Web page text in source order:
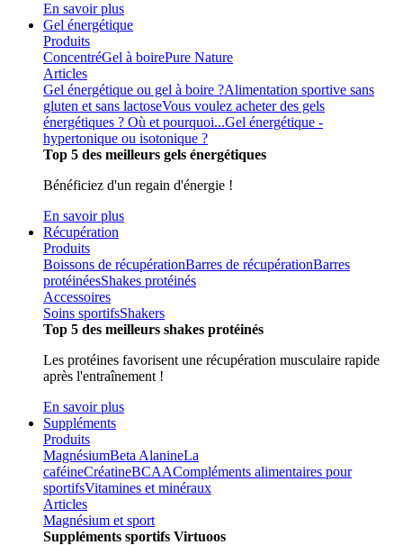
En savoir plus
Gel énergétique
Produits
ConcentréGel à boirePure Nature
Articles
Gel énergétique ou gel à boire ?Alimentation sportive sans
gluten et sans lactoseVous voulez acheter des gels
énergétiques ? Où et pourquoi...Gel énergétique -
hypertonique ou isotonique ?
Top 5 des meilleurs gels énergétiques
Bénéficiez d'un regain d'énergie !
En savoir plus
Récupération
Produits
Boissons de récupérationBarres de récupérationBarres
protéinéesShakes protéinés
Accessoires
Soins sportifsShakers
Top 5 des meilleurs shakes protéinés
Les protéines favorisent une récupération musculaire rapide
après l'entraînement !
En savoir plus
Suppléments
Produits
MagnésiumBeta AlanineLa
caféineCréatineBCAACompléments alimentaires pour
sportifsVitamines et minéraux
Articles
Magnésium et sport
Suppléments sportifs Virtuoos